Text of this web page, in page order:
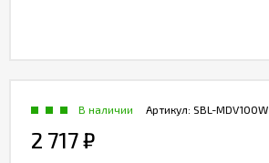
Артикул: SBL-MDV100W
В наличии
2 717₽